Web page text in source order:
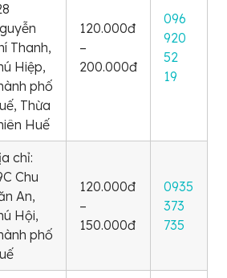
Thanh,
Hiệp,
phố
Thừa
Huế
120.000đ
–
200.000đ
096
920
52
19
chỉ:
Chu
An,
Hội,
phố
120.000đ
–
150.000đ
0935
373
735